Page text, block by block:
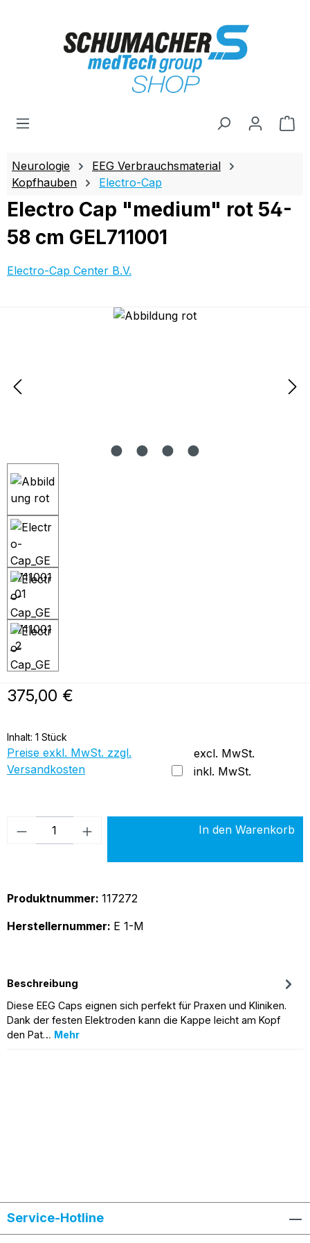
Neurologie
EEG Verbrauchsmaterial
Kopfhauben
Electro-Cap
Electro Cap "medium" rot 54-
58 cm GEL711001
Electro-Cap Center B.V.
Bildergalerie überspringen
Regulärer Preis:
375,00 €
Inhalt: 1 Stück
Preise exkl. MwSt. zzgl.
Versandkosten
excl. MwSt.
inkl. MwSt.
Produkt Anzahl: Gib den gewünschten
In den Warenkorb
Produktnummer: 117272
Herstellernummer: E 1-M
Beschreibung
Diese EEG Caps eignen sich perfekt für Praxen und Kliniken.
Dank der festen Elektroden kann die Kappe leicht am Kopf
den Pat… Mehr
Service-Hotline